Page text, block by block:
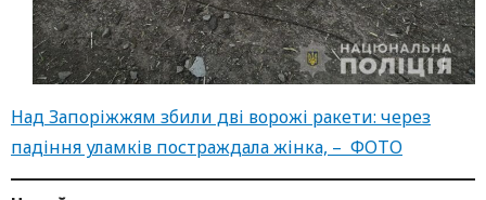
Над Запоріжжям збили дві ворожі ракети: через
падіння уламків постраждала жінка, – ФОТО